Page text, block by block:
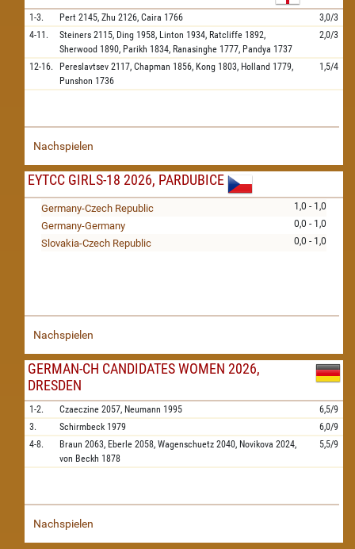
1-3. Pert 2145, Zhu 2126, Caira 1766
3,0/3
4-11.
Steiners 2115, Ding 1958, Linton 1934, Ratcliffe 1892,
Sherwood 1890, Parikh 1834, Ranasinghe 1777, Pandya 1737
2,0/3
12-16. Pereslavtsev 2117, Chapman 1856, Kong 1803, Holland 1779,
Punshon 1736
1,5/4
Nachspielen
EYTCC GIRLS-18 2026, PARDUBICE
1,0 - 1,0
Germany-Czech Republic
0,0 - 1,0
Germany-Germany
0,0 - 1,0
Slovakia-Czech Republic
Nachspielen
GERMAN-CH CANDIDATES WOMEN 2026,
DRESDEN
1-2. Czaeczine 2057, Neumann 1995
6,5/9
3.
Schirmbeck 1979
6,0/9
4-8.
Braun 2063, Eberle 2058, Wagenschuetz 2040, Novikova 2024,
von Beckh 1878
5,5/9
Nachspielen